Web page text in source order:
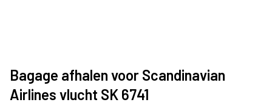
Bagage afhalen voor Scandinavian
Airlines vlucht SK 6741